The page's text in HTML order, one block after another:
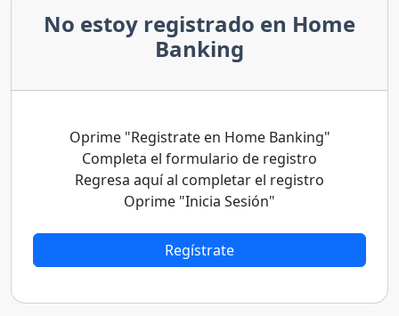
No estoy registrado en Home
Banking
Oprime "Registrate en Home Banking"
Completa el formulario de registro
Regresa aquí al completar el registro
Oprime "Inicia Sesión"
Regístrate